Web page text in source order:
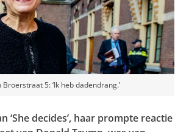
5: ‘Ik heb dadendrang.’
‘She decides’, haar prompte reactie